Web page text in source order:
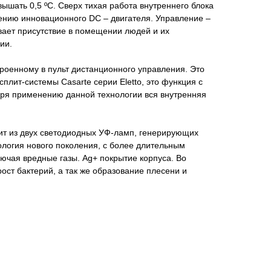
0,5 ºС. Сверх тихая работа внутреннего блока
инновационного DC – двигателя. Управление –
присутствие в помещении людей и их
в пульт дистанционного управления. Это
системы Casarte серии Eletto, это функция с
применению данной технологии вся внутренняя
из двух светодиодных УФ-ламп, генерирующих
нового поколения, с более длительным
вредные газы. Ag+ покрытие корпуса. Во
бактерий, а так же образование плесени и